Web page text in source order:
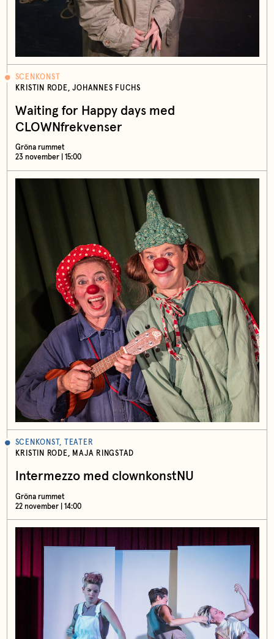
SCENKONST
KRISTIN RODE, JOHANNES FUCHS
Waiting for Happy days med
CLOWNfrekvenser
Gröna rummet
23 november | 15:00
SCENKONST, TEATER
KRISTIN RODE, MAJA RINGSTAD
Intermezzo med clownkonstNU
Gröna rummet
22 november | 14:00